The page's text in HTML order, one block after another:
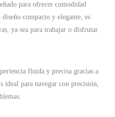
para ofrecer comodidad
compacto y elegante, es
ya sea para trabajar o disfrutar
fluida y precisa gracias a
ideal para navegar con precisión,